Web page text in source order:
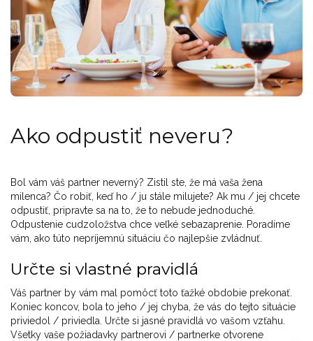
Ako odpustiť neveru?
Bol vám váš partner neverný? Zistil ste, že má vaša žena
milenca? Čo robiť, keď ho / ju stále milujete? Ak mu / jej chcete
odpustiť, pripravte sa na to, že to nebude jednoduché.
Odpustenie cudzoložstva chce veľké sebazaprenie. Poradíme
vám, ako túto nepríjemnú situáciu čo najlepšie zvládnuť.
Určte si vlastné pravidlá
Váš partner by vám mal pomôcť toto ťažké obdobie prekonať.
Koniec koncov, bola to jeho / jej chyba, že vás do tejto situácie
priviedol / priviedla. Určte si jasné pravidlá vo vašom vzťahu.
Všetky vaše požiadavky partnerovi / partnerke otvorene